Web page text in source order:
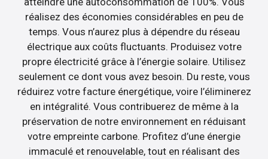
réalisez des économies considérables en peu de
temps. Vous n’aurez plus à dépendre du réseau
électrique aux coûts fluctuants. Produisez votre
propre électricité grâce à l’énergie solaire. Utilisez
seulement ce dont vous avez besoin. Du reste, vous
réduirez votre facture énergétique, voire l’éliminerez
en intégralité. Vous contribuerez de même à la
préservation de notre environnement en réduisant
votre empreinte carbone. Profitez d’une énergie
immaculé et renouvelable, tout en réalisant des